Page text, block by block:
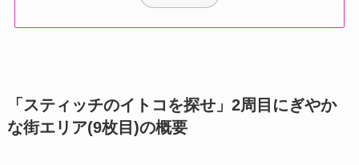
「スティッチのイトコを探せ」2周目にぎやか
な街エリア(9枚目)の概要